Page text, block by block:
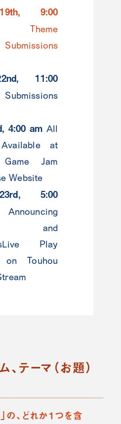
9:00
11:00
4:00 am All
at
Game Jam
Website
5:00
and
Play
on Touhou
テーマ（お題）
の、どれか１つを含